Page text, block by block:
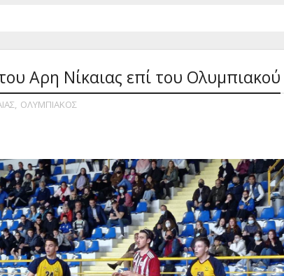
Αρη Νίκαιας επί του Ολυμπιακού
, ΟΛΥΜΠΙΑΚΟΣ